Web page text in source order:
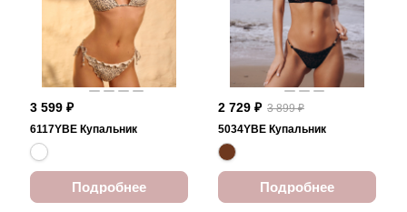
3 599 ₽
6117YBE Купальник
Подробнее
2 729 ₽ 3 899 ₽
5034YBE Купальник
Подробнее